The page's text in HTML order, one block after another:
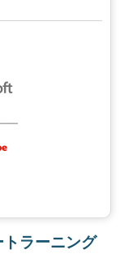
の表示が必要です。
ラーニング